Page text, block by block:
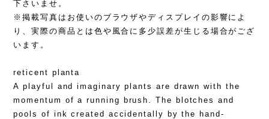
下さいませ。
※掲載写真はお使いのブラウザやディスプレイの影響によ
り、実際の商品とは色や風合に多少誤差が生じる場合がござ
います。
reticent planta
A playful and imaginary plants are drawn with the
momentum of a running brush. The blotches and
pools of ink created accidentally by the hand-